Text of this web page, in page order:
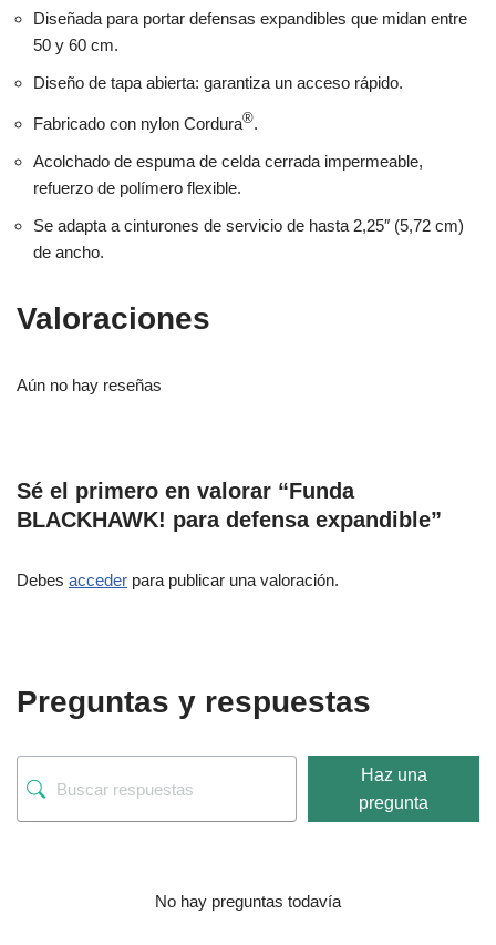
Diseñada para portar defensas expandibles que midan entre
50 y 60 cm.
Diseño de tapa abierta: garantiza un acceso rápido.
Fabricado con nylon Cordura®.
Acolchado de espuma de celda cerrada impermeable,
refuerzo de polímero flexible.
Se adapta a cinturones de servicio de hasta 2,25″ (5,72 cm)
de ancho.
Valoraciones
Aún no hay reseñas
Sé el primero en valorar “Funda
BLACKHAWK! para defensa expandible”
Debes acceder para publicar una valoración.
Preguntas y respuestas
Haz una
pregunta
No hay preguntas todavía